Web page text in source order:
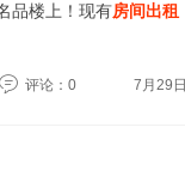
品楼上！现有房间出租
评论：0 7月29日